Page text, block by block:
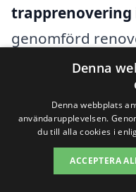
trapprenovering
genomförd
bara estetik och
även öka värdet
steget mot en
Få 3
Denna
Denna webbplats
användarupplevelsen.
du till alla cookies i
ACCEPTERA